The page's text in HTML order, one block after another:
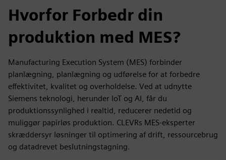
Hvorfor Forbedr din
produktion med MES?
Manufacturing Execution System (MES) forbinder
planlægning, planlægning og udførelse for at forbedre
effektivitet, kvalitet og overholdelse. Ved at udnytte
Siemens teknologi, herunder IoT og AI, får du
produktionssynlighed i realtid, reducerer nedetid og
muliggør papirløs produktion. CLEVRs MES-eksperter
skræddersyr løsninger til optimering af drift, ressourcebrug
og datadrevet beslutningstagning.